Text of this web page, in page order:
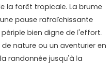
la forêt tropicale. La brume
pause rafraîchissante
bien digne de l'effort.
nature ou un aventurier en
randonnée jusqu'à la